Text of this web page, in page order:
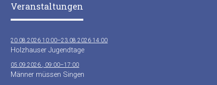
Veranstaltungen
20.08.2026 10:00–23.08.2026 14:00
Holzhauser Jugendtage
05.09.2026 , 09:00–17:00
Männer müssen Singen